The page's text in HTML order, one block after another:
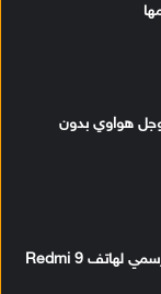
هواوي بدون
تحميل تحديث MIUI 12.5 الرسمي لهاتف Redmi 9